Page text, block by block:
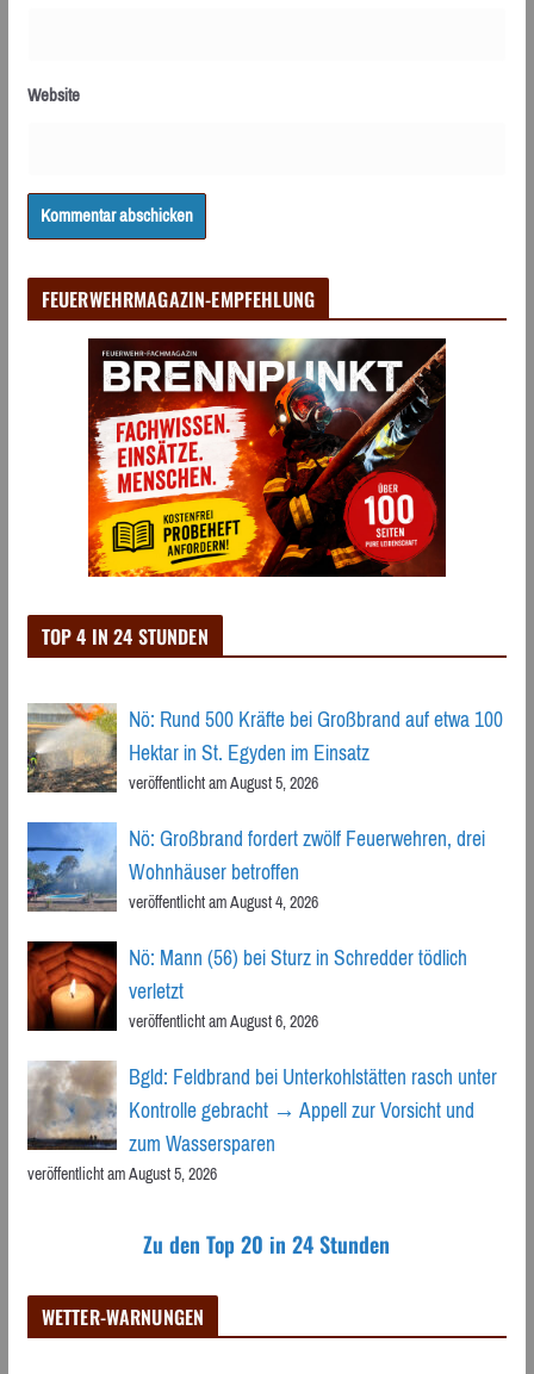
Website
FEUERWEHRMAGAZIN-EMPFEHLUNG
TOP 4 IN 24 STUNDEN
Nö: Rund 500 Kräfte bei Großbrand auf etwa 100
Hektar in St. Egyden im Einsatz
veröffentlicht am August 5, 2026
Nö: Großbrand fordert zwölf Feuerwehren, drei
Wohnhäuser betroffen
veröffentlicht am August 4, 2026
Nö: Mann (56) bei Sturz in Schredder tödlich
verletzt
veröffentlicht am August 6, 2026
Bgld: Feldbrand bei Unterkohlstätten rasch unter
Kontrolle gebracht → Appell zur Vorsicht und
zum Wassersparen
veröffentlicht am August 5, 2026
Zu den Top 20 in 24 Stunden
WETTER-WARNUNGEN